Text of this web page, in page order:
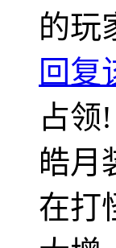
的玩
回复
占领!
皓月
在打